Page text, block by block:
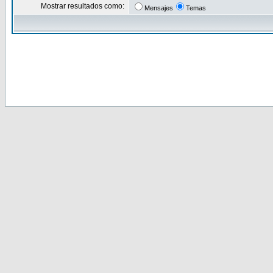
Mostrar resultados como: Mensajes Temas